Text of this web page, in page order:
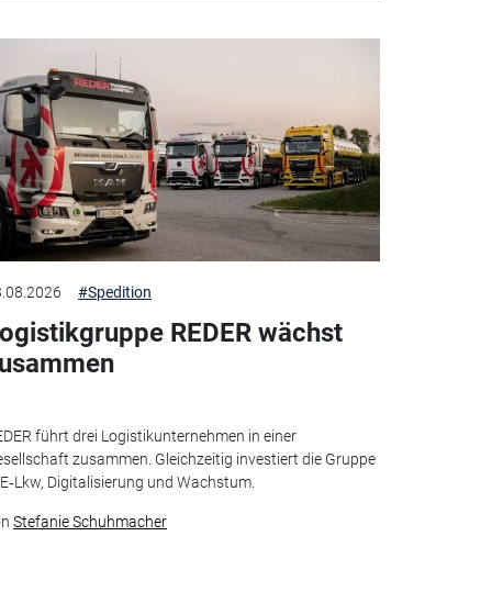
#Spedition
REDER wächst
führt drei Logistikunternehmen in einer
zusammen. Gleichzeitig investiert die Gruppe
Digitalisierung und Wachstum.
Stefanie Schuhmacher